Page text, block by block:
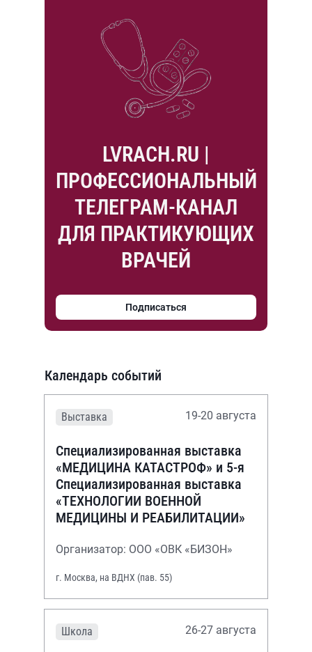
LVRACH.RU |
ПРОФЕССИОНАЛЬНЫЙ
ТЕЛЕГРАМ-КАНАЛ
ДЛЯ ПРАКТИКУЮЩИХ
ВРАЧЕЙ
Подписаться
Календарь событий
Выставка 19-20 августа
Специализированная выставка
«МЕДИЦИНА КАТАСТРОФ» и 5-я
Специализированная выставка
«ТЕХНОЛОГИИ ВОЕННОЙ
МЕДИЦИНЫ И РЕАБИЛИТАЦИИ»
Организатор: ООО «ОВК «БИЗОН»
г. Москва, на ВДНХ (пав. 55)
Школа 26-27 августа